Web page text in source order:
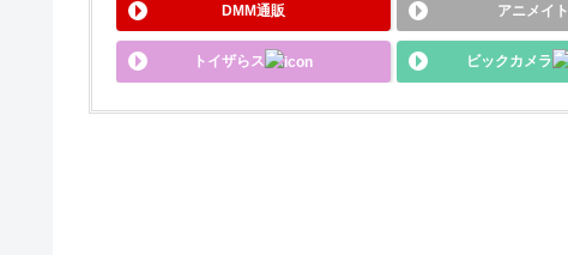
DMM通販 アニメイト
トイザらス ビックカメラ